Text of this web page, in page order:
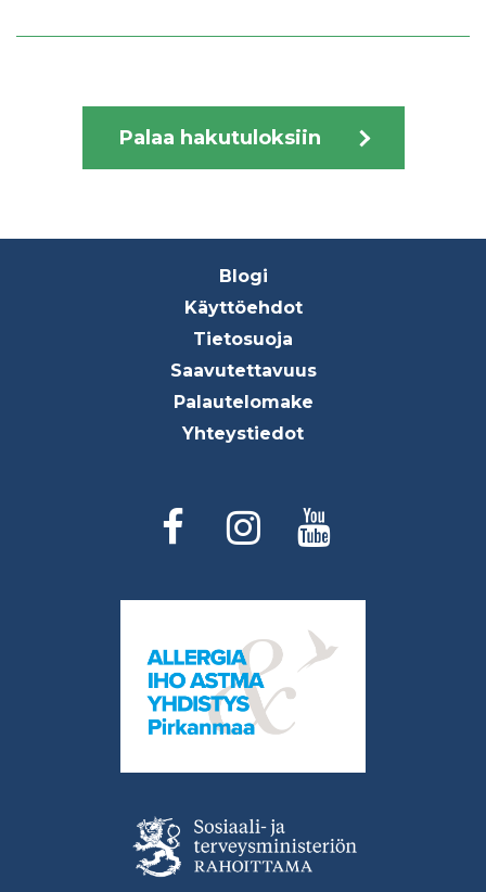
Palaa hakutuloksiin
Blogi
Käyttöehdot
Tietosuoja
Saavutettavuus
Palautelomake
Yhteystiedot